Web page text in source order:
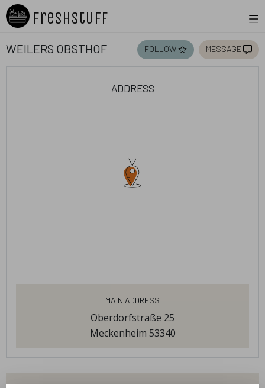
Freshstuff
Weilers Obsthof follow message
address
Main Address
Oberdorfstraße 25
Meckenheim 53340